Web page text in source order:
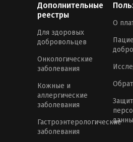
Дополнительные
реестры
Для здоровых
добровольцев
Онкологические
заболевания
Кожные и
аллергические
заболевания
Гастроэнтерологические
заболевания
О